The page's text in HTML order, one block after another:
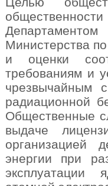
Министерства
и оценки
требованиям и
чрезвычайным
радиационной
Общественные
выдаче
организацией
энергии при
эксплуатации